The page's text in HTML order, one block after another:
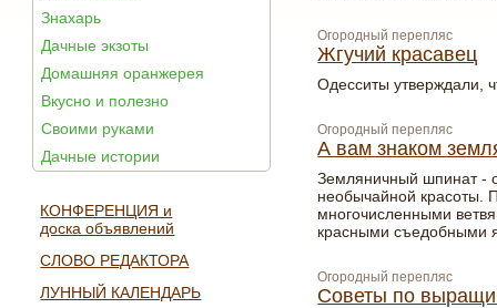
Знахарь
Дачные экзоты
Домашняя оранжерея
Вкусно и полезно
Своими руками
Дачные истории
КОНФЕРЕНЦИЯ и
доска объявлений
СЛОВО РЕДАКТОРА
ЛУННЫЙ КАЛЕНДАРЬ
Огородный перепляс
Жгучий красавец
Одесситы утверждали,
Огородный перепляс
А вам знаком
Земляничный шпинат -
необычайной красоты.
многочисленными
красными съедобными
Огородный перепляс
Советы по